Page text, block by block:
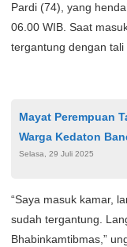
Pardi (74), yang
06.00 WIB. Saat
tergantung dengan
Mayat Perempuan
Warga Kedaton
Selasa, 29 Juli 2025
“Saya masuk kamar,
sudah tergantung.
Bhabinkamtibmas,”